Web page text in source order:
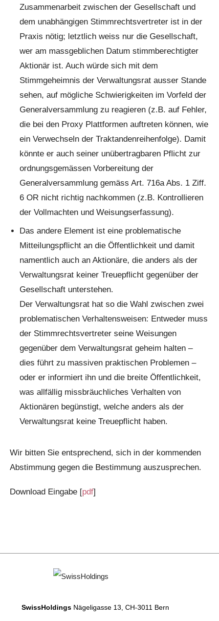
Zusammenarbeit zwischen der Gesellschaft und
dem unabhängigen Stimmrechtsvertreter ist in der
Praxis nötig; letztlich weiss nur die Gesellschaft,
wer am massgeblichen Datum stimmberechtigter
Aktionär ist. Auch würde sich mit dem
Stimmgeheimnis der Verwaltungsrat ausser Stande
sehen, auf mögliche Schwierigkeiten im Vorfeld der
Generalversammlung zu reagieren (z.B. auf Fehler,
die bei den Proxy Plattformen auftreten können, wie
ein Verwechseln der Traktandenreihenfolge). Damit
könnte er auch seiner unübertragbaren Pflicht zur
ordnungsgemässen Vorbereitung der
Generalversammlung gemäss Art. 716a Abs. 1 Ziff.
6 OR nicht richtig nachkommen (z.B. Kontrollieren
der Vollmachten und Weisungserfassung).
Das andere Element ist eine problematische
Mitteilungspflicht an die Öffentlichkeit und damit
namentlich auch an Aktionäre, die anders als der
Verwaltungsrat keiner Treuepflicht gegenüber der
Gesellschaft unterstehen.
Der Verwaltungsrat hat so die Wahl zwischen zwei
problematischen Verhaltensweisen: Entweder muss
der Stimmrechtsvertreter seine Weisungen
gegenüber dem Verwaltungsrat geheim halten –
dies führt zu massiven praktischen Problemen –
oder er informiert ihn und die breite Öffentlichkeit,
was allfällig missbräuchliches Verhalten von
Aktionären begünstigt, welche anders als der
Verwaltungsrat keine Treuepflicht haben.
Wir bitten Sie entsprechend, sich in der kommenden
Abstimmung gegen die Bestimmung auszusprechen.
Download Eingabe [pdf]
SwissHoldings Nägeligasse 13, CH-3011 Bern